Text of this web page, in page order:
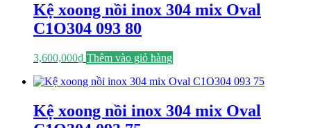
Kệ xoong nồi inox 304 mix Oval
C1O304 093 80
3,600,000₫ Thêm vào giỏ hàng
Kệ xoong nồi inox 304 mix Oval